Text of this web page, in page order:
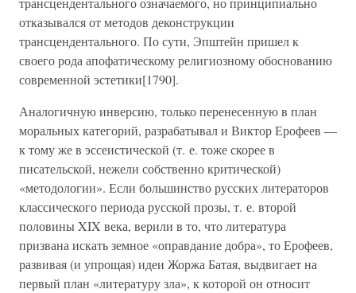
отказывался от методов деконструкции
трансцендентального. По сути, Эпштейн пришел к
своего рода апофатическому религиозному обоснованию
современной эстетики[1790].
Аналогичную инверсию, только перенесенную в план
моральных категорий, разрабатывал и Виктор Ерофеев —
к тому же в эссеистической (т. е. тоже скорее в
писательской, нежели собственно критической)
«методологии». Если большинство русских литераторов
классического периода русской прозы, т. е. второй
половины XIX века, верили в то, что литература
призвана искать земное «оправдание добра», то Ерофеев,
развивая (и упрощая) идеи Жоржа Батая, выдвигает на
первый план «литературу зла», к которой он относит